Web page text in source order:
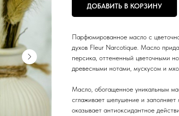
ДОБАВИТЬ В КОРЗИНУ
Парфюмированное масло с
духов Fleur Narcotique. Масло
персика, оттененный цветочными
древесными нотами, мускусом и
Масло, обогащенное уникальным
сглаживает шелушение и
оказывает антиоксидантное